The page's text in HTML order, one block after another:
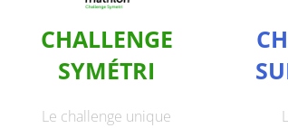
CHALLENGE
SYMÉTRI
Le challenge unique